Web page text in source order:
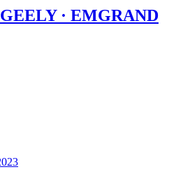
GEELY · EMGRAND